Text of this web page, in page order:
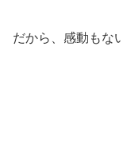
だから、感動もな